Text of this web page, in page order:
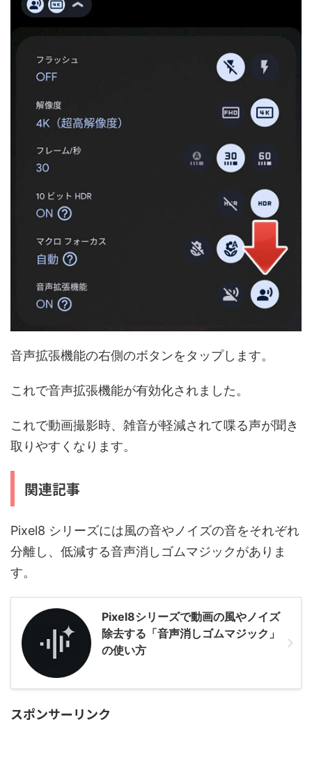
音声拡張機能の右側のボタンをタップします。
これで音声拡張機能が有効化されました。
これで動画撮影時、雑音が軽減されて喋る声が聞き
取りやすくなります。
関連記事
Pixel8 シリーズには風の音やノイズの音をそれぞれ
分離し、低減する音声消しゴムマジックがありま
す。
Pixel8シリーズで動画の風やノイズ
除去する「音声消しゴムマジック」
の使い方
スポンサーリンク